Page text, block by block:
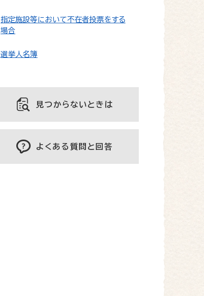
指定施設等において不在者投票をする
場合
選挙人名簿
見つからないときは
よくある質問と回答